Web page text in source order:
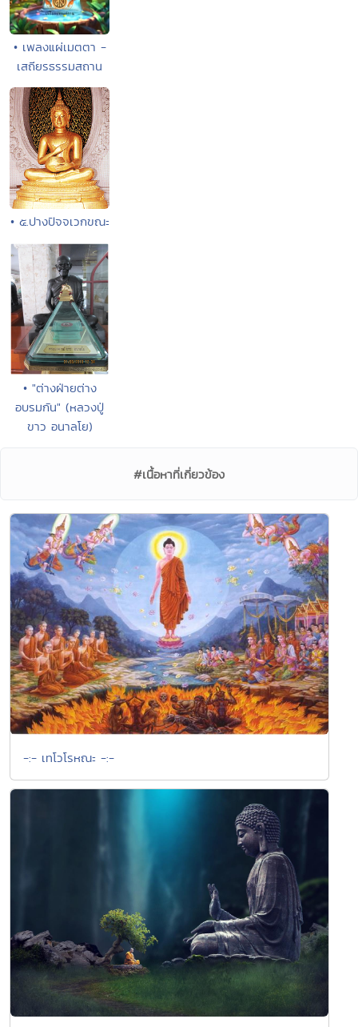
• เพลงแผ่เมตตา -
เสถียรธรรมสถาน
• ๕.ปางปัจจเวกขณะ
• "ต่างฝ่ายต่าง
อบรมกัน" (หลวงปู่
ขาว อนาลโย)
#เนื้อหาที่เกี่ยวข้อง
-:- เทโวโรหณะ -:-